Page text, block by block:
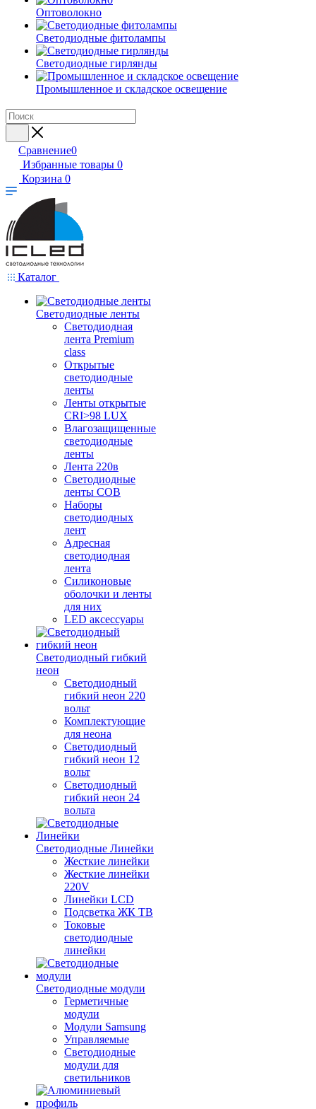
Оптоволокно
Светодиодные фитолампы
Светодиодные гирлянды
Промышленное и складское освещение
Сравнение0
Избранные товары 0
Корзина 0
Каталог
Светодиодные ленты
Светодиодная
лента Premium
class
Открытые
светодиодные
ленты
Ленты открытые
CRI>98 LUX
Влагозащищенные
светодиодные
ленты
Лента 220в
Светодиодные
ленты COB
Наборы
светодиодных
лент
Адресная
светодиодная
лента
Силиконовые
оболочки и ленты
для них
LED аксессуары
Светодиодный гибкий
неон
Светодиодный
гибкий неон 220
вольт
Комплектующие
для неона
Светодиодный
гибкий неон 12
вольт
Светодиодный
гибкий неон 24
вольта
Светодиодные Линейки
Жесткие линейки
Жесткие линейки
220V
Линейки LCD
Подсветка ЖК ТВ
Токовые
светодиодные
линейки
Светодиодные модули
Герметичные
модули
Модули Samsung
Управляемые
Светодиодные
модули для
светильников